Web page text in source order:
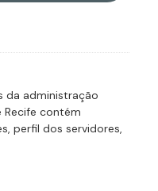
da administração
Recife contém
perfil dos servidores,